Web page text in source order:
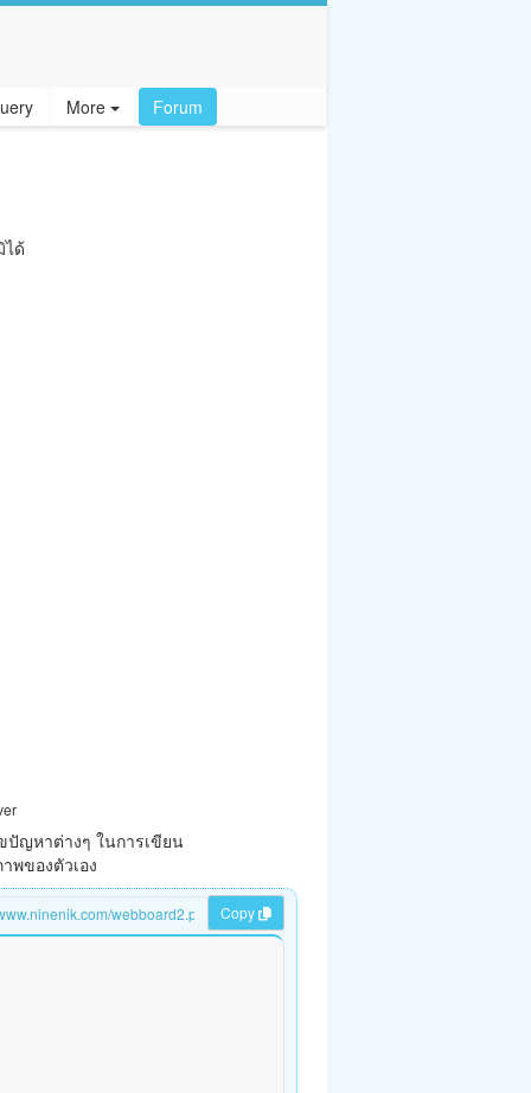
More Forum
ได้
ญหาต่างๆ ในการเขียน
พของตัวเอง
Copy